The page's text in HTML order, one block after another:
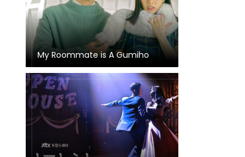
My Roommate is A Gumiho